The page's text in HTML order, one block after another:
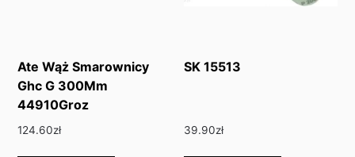
Ate Wąż Smarownicy
Ghc G 300Mm
44910Groz
124.60zł
SK 15513
39.90zł